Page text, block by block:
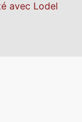
avec Lodel